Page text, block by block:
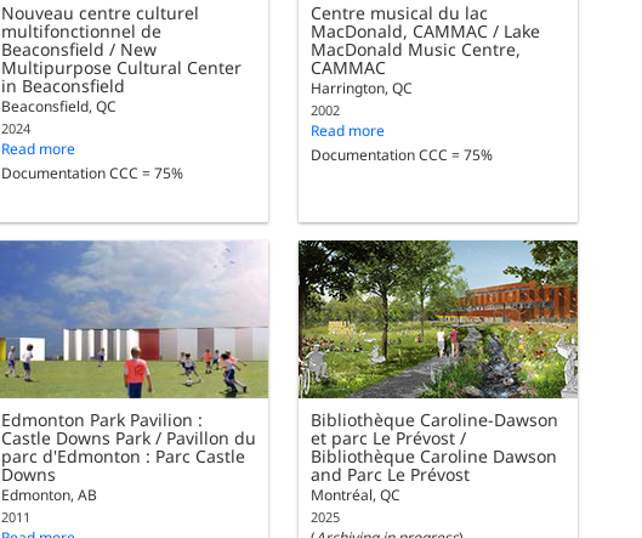
Nouveau centre culturel
multifonctionnel de
Beaconsfield / New
Multipurpose Cultural Center
in Beaconsfield
Beaconsfield, QC
2024
Read more
Documentation CCC = 75%
Centre musical du lac
MacDonald, CAMMAC / Lake
MacDonald Music Centre,
CAMMAC
Harrington, QC
2002
Read more
Documentation CCC = 75%
Edmonton Park Pavilion :
Castle Downs Park / Pavillon du
parc d'Edmonton : Parc Castle
Downs
Edmonton, AB
2011
Bibliothèque Caroline-Dawson
et parc Le Prévost /
Bibliothèque Caroline Dawson
and Parc Le Prévost
Montréal, QC
2025